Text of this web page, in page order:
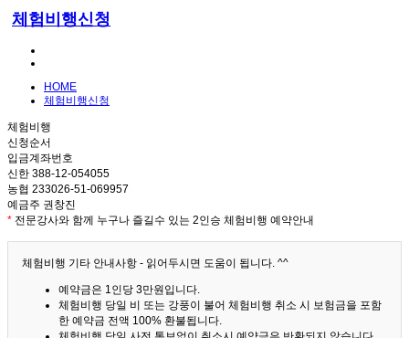
체험비행신청
HOME
체험비행신청
체험비행
신청순서
입금계좌번호
신한 388-12-054055
농협 233026-51-069957
예금주 권창진
* 전문강사와 함께 누구나 즐길수 있는 2인승 체험비행 예약안내
체험비행 기타 안내사항 - 읽어두시면 도움이 됩니다. ^^
예약금은 1인당 3만원입니다.
체험비행 당일 비 또는 강풍이 불어 체험비행 취소 시 보험금을 포함
한 예약금 전액 100% 환불됩니다.